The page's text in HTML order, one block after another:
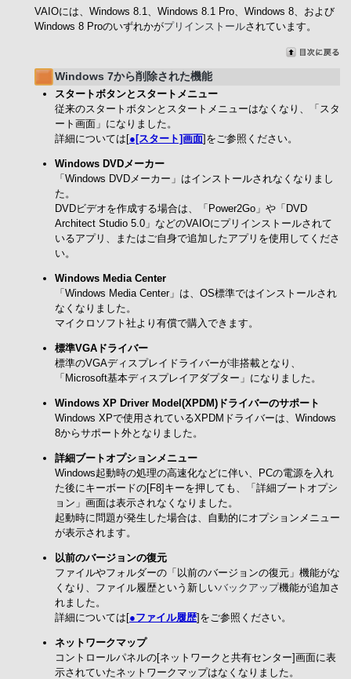
VAIOには、Windows 8.1、Windows 8.1 Pro、Windows 8、および
Windows 8 Proのいずれかがプリインストールされています。
Windows 7から削除された機能
スタートボタンとスタートメニュー
従来のスタートボタンとスタートメニューはなくなり、「スタ
ート画面」になりました。
詳細については[●[スタート]画面]をご参照ください。
Windows DVDメーカー
「Windows DVDメーカー」はインストールされなくなりまし
た。
DVDビデオを作成する場合は、「Power2Go」や「DVD
Architect Studio 5.0」などのVAIOにプリインストールされて
いるアプリ、またはご自身で追加したアプリを使用してくださ
い。
Windows Media Center
「Windows Media Center」は、OS標準ではインストールされ
なくなりました。
マイクロソフト社より有償で購入できます。
標準VGAドライバー
標準のVGAディスプレイドライバーが非搭載となり、
「Microsoft基本ディスプレイアダプター」になりました。
Windows XP Driver Model(XPDM)ドライバーのサポート
Windows XPで使用されているXPDMドライバーは、Windows
8からサポート外となりました。
詳細ブートオプションメニュー
Windows起動時の処理の高速化などに伴い、PCの電源を入れ
た後にキーボードの[F8]キーを押しても、「詳細ブートオプシ
ョン」画面は表示されなくなりました。
起動時に問題が発生した場合は、自動的にオプションメニュー
が表示されます。
以前のバージョンの復元
ファイルやフォルダーの「以前のバージョンの復元」機能がな
くなり、ファイル履歴という新しいバックアップ機能が追加さ
れました。
詳細については[●ファイル履歴]をご参照ください。
ネットワークマップ
コントロールパネルの[ネットワークと共有センター]画面に表
示されていたネットワークマップはなくなりました。